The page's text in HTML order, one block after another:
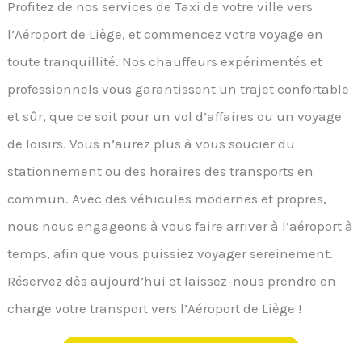
Profitez de nos services de Taxi de votre ville vers
l’Aéroport de Liège, et commencez votre voyage en
toute tranquillité. Nos chauffeurs expérimentés et
professionnels vous garantissent un trajet confortable
et sûr, que ce soit pour un vol d’affaires ou un voyage
de loisirs. Vous n’aurez plus à vous soucier du
stationnement ou des horaires des transports en
commun. Avec des véhicules modernes et propres,
nous nous engageons à vous faire arriver à l’aéroport à
temps, afin que vous puissiez voyager sereinement.
Réservez dès aujourd’hui et laissez-nous prendre en
charge votre transport vers l’Aéroport de Liège !